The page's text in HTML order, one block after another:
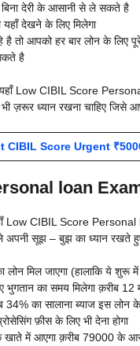
देरी के आसानी से ले सकते है
देखने के लिए मिलेगा
तो आपको हर बार लोन के लिए
है
Low CIBIL Score
भी ज़रूर ध्यान रखना चाहिए
Score Urgent ₹50000
loan
Low CIBIL Score Personal
अपनी सूझ – बुझ का ध्यान रखते
मिल जाएगा (हालाकि ये शुरू
का समय मिलेगा क़रीब 12
का सालाना ब्याज इस लोन के
फ़ीस के लिए भी देना होगा
में आएगा क़रीब 79000 के